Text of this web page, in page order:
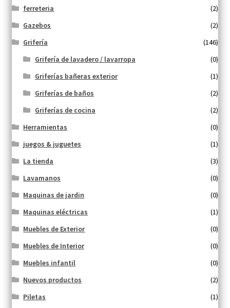
ferreteria
(2)
Gazebos
(2)
Grifería
(146)
Grifería de lavadero / lavarropa
(0)
Griferías bañeras exterior
(1)
Griferías de baños
(2)
Griferías de cocina
(2)
Herramientas
(0)
juegos & juguetes
(1)
La tienda
(3)
Lavamanos
(0)
Maquinas de jardin
(0)
Maquinas eléctricas
(1)
Muebles de Exterior
(0)
Muebles de Interior
(0)
Muebles infantil
(0)
Nuevos productos
(2)
Piletas
(1)